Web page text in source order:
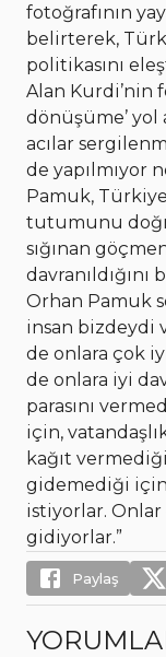
fotoğrafının
belirterek,
politikasını
Alan Kurdi’nin
dönüşüme’ yol
acılar
de yapılmıyor
Pamuk,
tutumunu
sığınan
Orhan Pamuk
insan bizdeydi
de onlara çok
de onlara iyi
parasını
için,
kağıt
gidemediği için
istiyorlar. Onlar
gidiyorlar.”
Paylaş